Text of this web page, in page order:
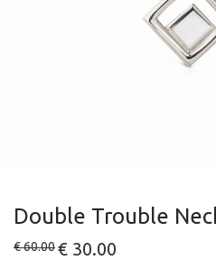
Double Trouble
€60.00Original
price
€ 30.00